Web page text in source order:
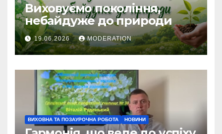
Виховуємо покоління,
небайдуже до природи
19.06.2026 MODERATION
ВИХОВНА ТА ПОЗАУРОЧНА РОБОТА НОВИНИ